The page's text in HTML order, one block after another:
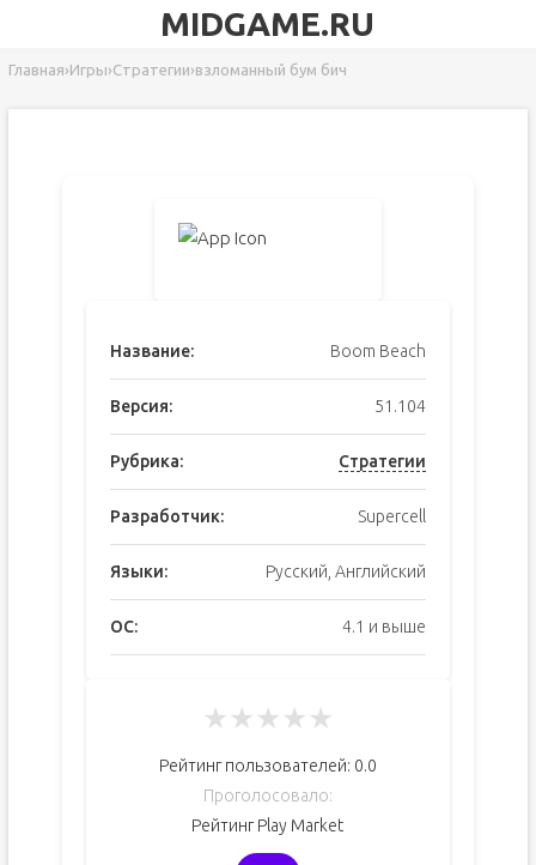
MIDGAME.RU
Главная›Игры›Стратегии›взломанный бум бич
Название: Boom Beach
Версия: 51.104
Рубрика: Стратегии
Разработчик: Supercell
Языки: Русский, Английский
ОС: 4.1 и выше
★★★★★
Рейтинг пользователей: 0.0
Проголосовало:
Рейтинг Play Market